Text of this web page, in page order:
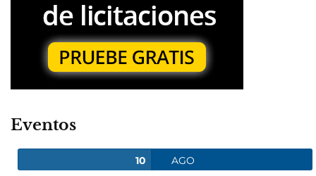
Eventos
10 AGO